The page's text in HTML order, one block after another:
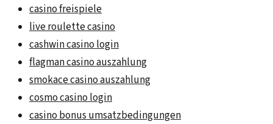
casino freispiele
live roulette casino
cashwin casino login
flagman casino auszahlung
smokace casino auszahlung
cosmo casino login
casino bonus umsatzbedingungen